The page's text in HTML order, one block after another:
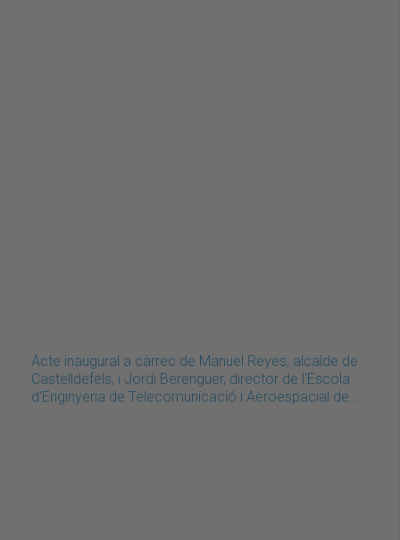
Acte inaugural a càrrec de Manuel Reyes, alcalde de
Castelldefels, i Jordi Berenguer, director de l'Escola
d'Enginyeria de Telecomunicació i Aeroespacial de…